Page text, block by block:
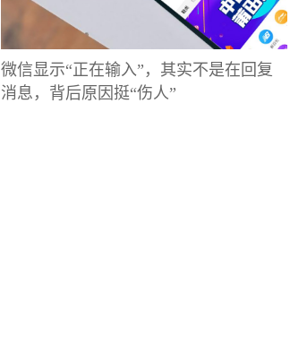
微信显示“正在输入”，其实不是在回复
消息，背后原因挺“伤人”